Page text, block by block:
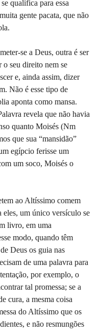
qualifica para essa
gente pacata, que não
se a Deus, outra é ser
o seu direito nem se
e, ainda assim, dizer
Não é esse tipo de
aponta como mansa.
revela que não havia
quanto Moisés (Nm
que sua “mansidão”
egípcio ferisse um
um soco, Moisés o
ao Altíssimo comem
eles, um único versículo se
livro, em uma
modo, quando têm
Deus os guia nas
de uma palavra para
por exemplo, o
tal promessa; se a
cura, a mesma coisa
do Altíssimo que os
e não resmungões